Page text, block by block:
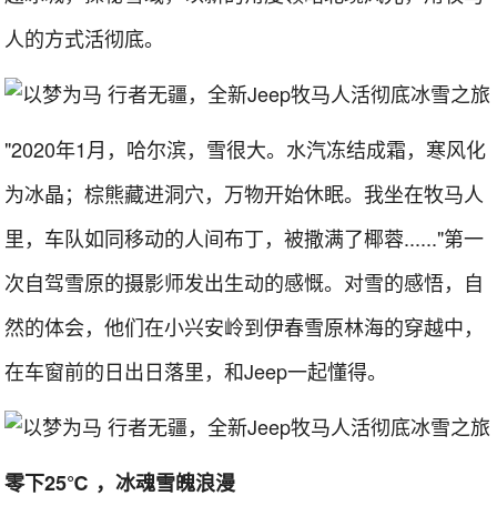
人的方式活彻底。
"2020年1月，哈尔滨，雪很大。水汽冻结成霜，寒风化
为冰晶；棕熊藏进洞穴，万物开始休眠。我坐在牧马人
里，车队如同移动的人间布丁，被撒满了椰蓉......"第一
次自驾雪原的摄影师发出生动的感慨。对雪的感悟，自
然的体会，他们在小兴安岭到伊春雪原林海的穿越中，
在车窗前的日出日落里，和Jeep一起懂得。
零下25℃ ，冰魂雪魄浪漫